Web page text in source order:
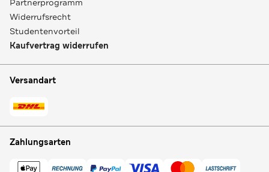
Partnerprogramm
Widerrufsrecht
Studentenvorteil
Kaufvertrag widerrufen
Versandart
Zahlungsarten